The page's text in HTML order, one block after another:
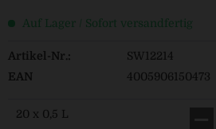
Auf Lager / Sofort versandfertig
Artikel-Nr.:
SW12214
EAN
4005906150473
20 x 0,5 L